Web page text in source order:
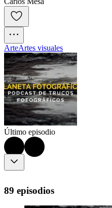
ArteArtes visuales
Último episodio
89 episodios